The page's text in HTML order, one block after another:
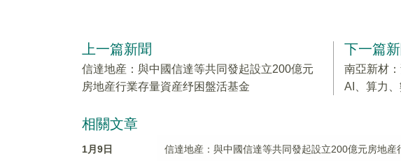
上一篇新聞
信達地産：與中國信達等共同發起設立200億元
房地産行業存量資産纾困盤活基金
下一篇
南亞新材
AI、算力
相關文章
1月9日 信達地産：與中國信達等共同發起設立200億元房地産